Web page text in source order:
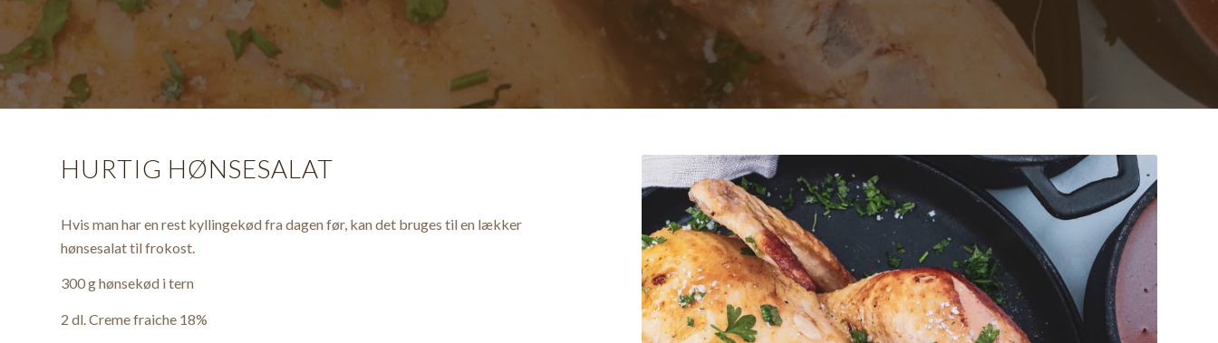
HURTIG HØNSESALAT
Hvis man har en rest kyllingekød fra dagen før, kan det bruges til en lækker
hønsesalat til frokost.
300 g hønsekød i tern
2 dl. Creme fraiche 18%